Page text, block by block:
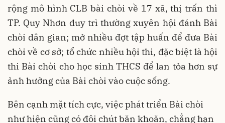
rộng mô hình CLB bài chòi về 17 xã, thị trấn thì
TP. Quy Nhơn duy trì thường xuyên hội đánh Bài
chòi dân gian; mở nhiều đợt tập huấn để đưa Bài
chòi về cơ sở; tổ chức nhiều hội thi, đặc biệt là hội
thi Bài chòi cho học sinh THCS để lan tỏa hơn sự
ảnh hưởng của Bài chòi vào cuộc sống.
Bên cạnh mặt tích cực, việc phát triển Bài chòi
như hiện cũng có đôi chút băn khoăn, chẳng hạn